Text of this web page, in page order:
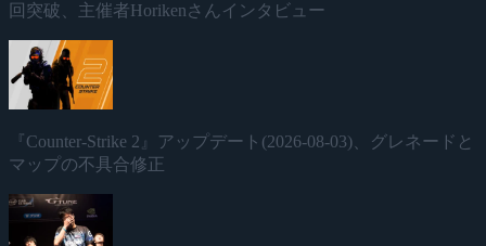
回突破、主催者Horikenさんインタビュー
『Counter-Strike 2』アップデート(2026-08-03)、グレネードと
マップの不具合修正